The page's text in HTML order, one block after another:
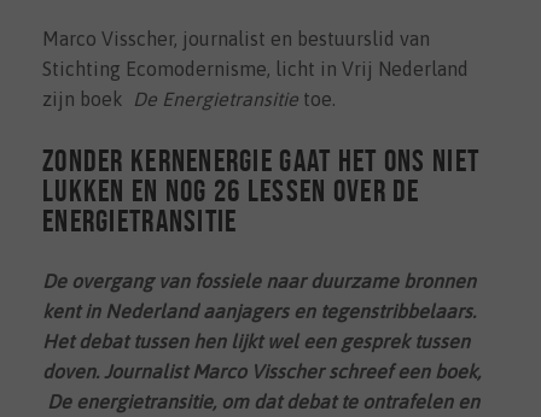
Marco Visscher, journalist en bestuurslid van
Stichting Ecomodernisme, licht in Vrij Nederland
zijn boek
De Energietransitie toe.
Zonder kernenergie gaat het ons niet
lukken en nog 26 lessen over de
energietransitie
De overgang van fossiele naar duurzame bronnen
kent in Nederland aanjagers en tegenstribbelaars.
Het debat tussen hen lijkt wel een gesprek tussen
doven. Journalist Marco Visscher schreef een boek,
De energietransitie, om dat debat te ontrafelen en